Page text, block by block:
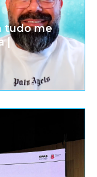
tudo me
|